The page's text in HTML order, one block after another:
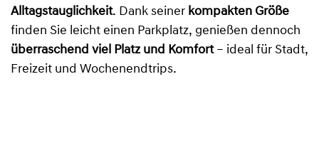
Alltagstauglichkeit. Dank seiner kompakten Größe
finden Sie leicht einen Parkplatz, genießen dennoch
überraschend viel Platz und Komfort– ideal für Stadt,
Freizeit und Wochenendtrips.